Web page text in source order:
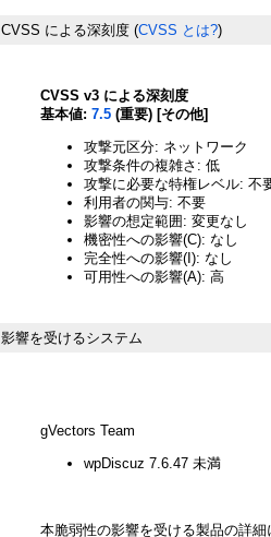
CVSS による深刻度 (CVSS とは?)
CVSS v3 による深刻度
基本値: 7.5 (重要) [その他]
攻撃元区分: ネットワーク
攻撃条件の複雑さ: 低
攻撃に必要な特権レベル: 不
利用者の関与: 不要
影響の想定範囲: 変更なし
機密性への影響(C): なし
完全性への影響(I): なし
可用性への影響(A): 高
影響を受けるシステム
gVectors Team
wpDiscuz 7.6.47 未満
本脆弱性の影響を受ける製品の詳